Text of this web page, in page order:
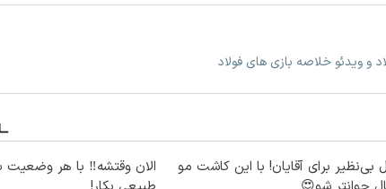
و ویدئو خلاصه بازی های فولاد
بی‌نظیر برای آقایان! با این کاشت مو
الان وقتشه‼️ با هر وضعیت